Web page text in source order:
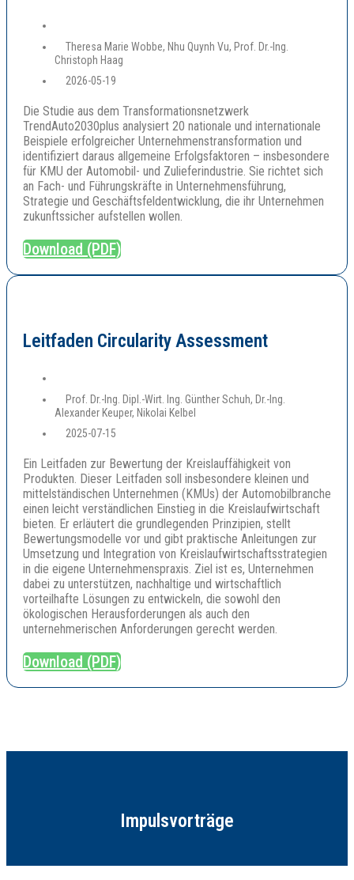
Theresa Marie Wobbe, Nhu Quynh Vu, Prof. Dr.-Ing.
Christoph Haag
2026-05-19
Die Studie aus dem Transformationsnetzwerk
TrendAuto2030plus analysiert 20 nationale und internationale
Beispiele erfolgreicher Unternehmenstransformation und
identifiziert daraus allgemeine Erfolgsfaktoren – insbesondere
für KMU der Automobil- und Zulieferindustrie. Sie richtet sich
an Fach- und Führungskräfte in Unternehmensführung,
Strategie und Geschäftsfeldentwicklung, die ihr Unternehmen
zukunftssicher aufstellen wollen.
Download (PDF)
Leitfaden Circularity Assessment
Prof. Dr.-Ing. Dipl.-Wirt. Ing. Günther Schuh, Dr.-Ing.
Alexander Keuper, Nikolai Kelbel
2025-07-15
Ein Leitfaden zur Bewertung der Kreislauffähigkeit von
Produkten. Dieser Leitfaden soll insbesondere kleinen und
mittelständischen Unternehmen (KMUs) der Automobilbranche
einen leicht verständlichen Einstieg in die Kreislaufwirtschaft
bieten. Er erläutert die grundlegenden Prinzipien, stellt
Bewertungsmodelle vor und gibt praktische Anleitungen zur
Umsetzung und Integration von Kreislaufwirtschaftsstrategien
in die eigene Unternehmenspraxis. Ziel ist es, Unternehmen
dabei zu unterstützen, nachhaltige und wirtschaftlich
vorteilhafte Lösungen zu entwickeln, die sowohl den
ökologischen Herausforderungen als auch den
unternehmerischen Anforderungen gerecht werden.
Download (PDF)
Impulsvorträge